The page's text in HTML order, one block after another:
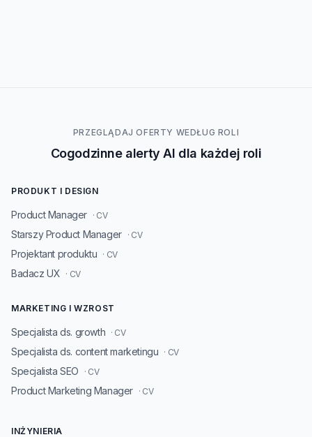
PRZEGLĄDAJ OFERTY WEDŁUG ROLI
Cogodzinne alerty AI dla każdej roli
PRODUKT I DESIGN
Product Manager · CV
Starszy Product Manager · CV
Projektant produktu · CV
Badacz UX · CV
MARKETING I WZROST
Specjalista ds. growth · CV
Specjalista ds. content marketingu · CV
Specjalista SEO · CV
Product Marketing Manager · CV
INŻYNIERIA